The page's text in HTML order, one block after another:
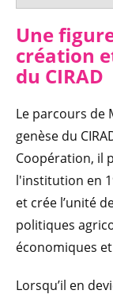
Une
création
du CIRAD
Le parcours de
genèse du
Coopération, il
l'institution en
et crée l’unité
politiques
économiques
Lorsqu’il en